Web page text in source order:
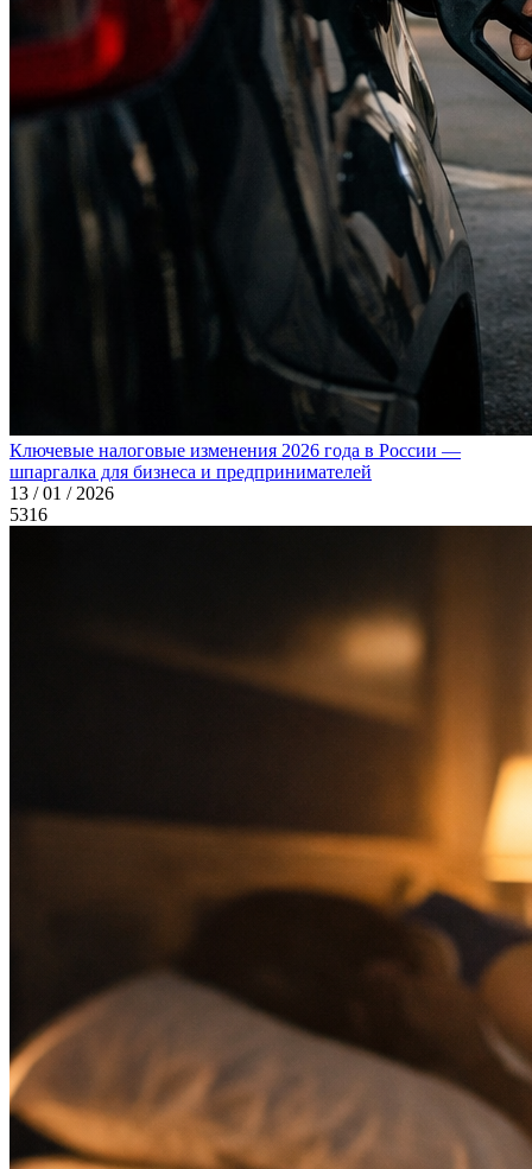
Ключевые налоговые изменения 2026 года в России —
шпаргалка для бизнеса и предпринимателей
13 / 01 / 2026
5316